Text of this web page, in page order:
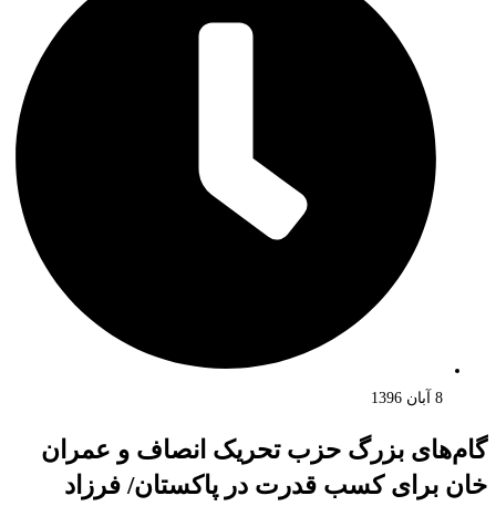
8 آبان 1396
گام‌های بزرگ حزب تحریک انصاف و عمران
خان برای کسب قدرت در پاکستان/ فرزاد